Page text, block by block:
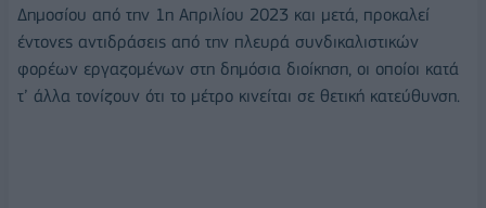
Δημοσίου από την 1η Απριλίου 2023 και μετά, προκαλεί
έντονες αντιδράσεις από την πλευρά συνδικαλιστικών
φορέων εργαζομένων στη δημόσια διοίκηση, οι οποίοι κατά
τ’ άλλα τονίζουν ότι το μέτρο κινείται σε θετική κατεύθυνση.